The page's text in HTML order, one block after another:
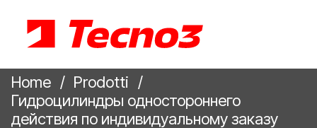
Home
Prodotti
Гидроцилиндры одностороннего
действия по индивидуальному заказу